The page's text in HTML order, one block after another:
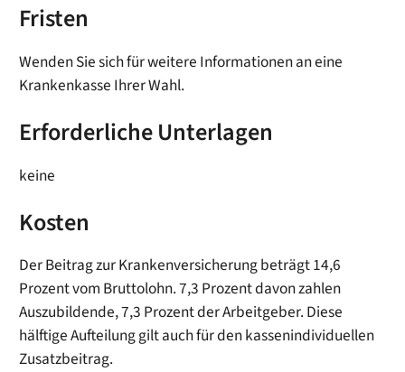
Fristen
Wenden Sie sich für weitere Informationen an eine
Krankenkasse Ihrer Wahl.
Erforderliche Unterlagen
keine
Kosten
Der Beitrag zur Krankenversicherung beträgt 14,6
Prozent vom Bruttolohn. 7,3 Prozent davon zahlen
Auszubildende, 7,3 Prozent der Arbeitgeber. Diese
hälftige Aufteilung gilt auch für den kassenindividuellen
Zusatzbeitrag.